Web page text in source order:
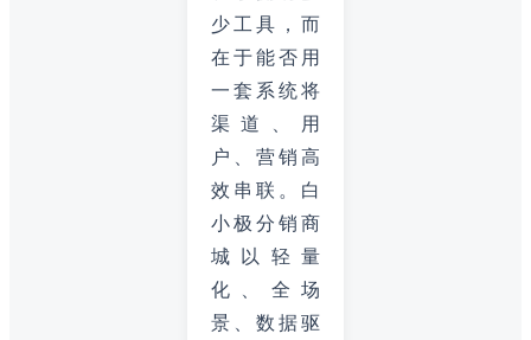
少工具，而
在于能否用
一套系统将
渠道、用
户、营销高
效串联。白
小极分销商
城以轻量
化、全场
景、数据驱